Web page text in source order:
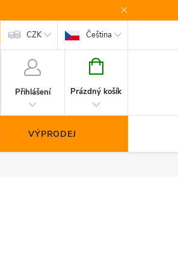
CZK Čeština
Přihlášení
NÁKUPNÍ
Prázdný košík
VÝPRODEJ